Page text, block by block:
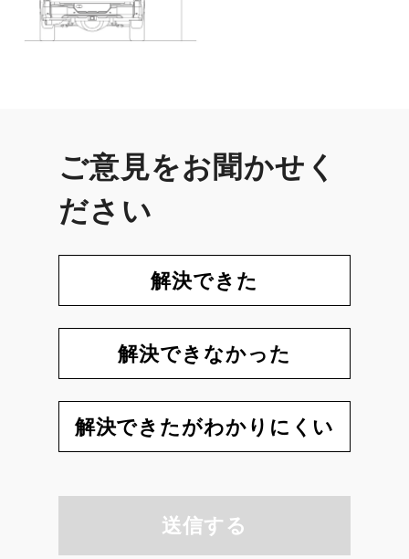
ご意見をお聞かせく
ださい
解決できた
解決できなかった
解決できたがわかりにくい
送信する